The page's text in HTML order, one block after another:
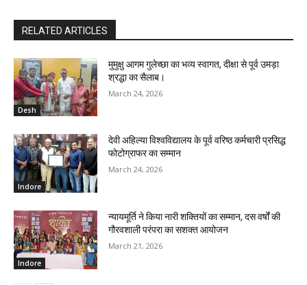
RELATED ARTICLES
Desh
मुमुक्षु आगम गुलेच्छा का भव्य स्वागत, दीक्षा से पूर्व उमड़ा
श्रद्धा का सैलाब।
March 24, 2026
Indore
देवी अहिल्या विश्वविद्यालय के पूर्व वरिष्ठ कर्मचारी प्रसिद्ध
फोटोग्राफर का सम्मान
March 24, 2026
Indore
न्यायमूर्ति ने किया नारी शक्तियों का सम्मान, दस वर्षों की
गौरवशाली परंपरा का सशक्त आयोजन
March 21, 2026